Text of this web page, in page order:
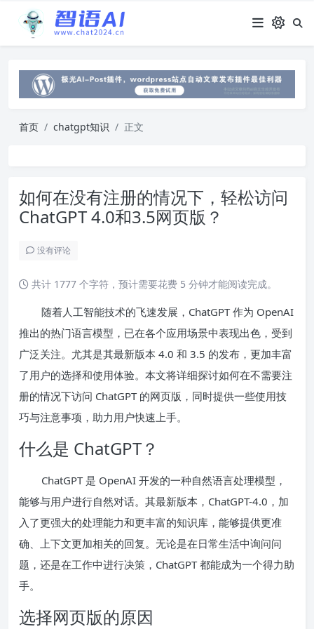
首页 chatgpt知识 正文
如何在没有注册的情况下，轻松访问
ChatGPT 4.0和3.5网页版？
没有评论
共计 1777 个字符，预计需要花费 5 分钟才能阅读完成。
随着人工智能技术的飞速发展，ChatGPT 作为 OpenAI
推出的热门语言模型，已在各个应用场景中表现出色，受到
广泛关注。尤其是其最新版本 4.0 和 3.5 的发布，更加丰富
了用户的选择和使用体验。本文将详细探讨如何在不需要注
册的情况下访问 ChatGPT 的网页版，同时提供一些使用技
巧与注意事项，助力用户快速上手。
什么是 ChatGPT？
ChatGPT 是 OpenAI 开发的一种自然语言处理模型，
能够与用户进行自然对话。其最新版本，ChatGPT-4.0，加
入了更强大的处理能力和更丰富的知识库，能够提供更准
确、上下文更加相关的回复。无论是在日常生活中询问问
题，还是在工作中进行决策，ChatGPT 都能成为一个得力助
手。
选择网页版的原因